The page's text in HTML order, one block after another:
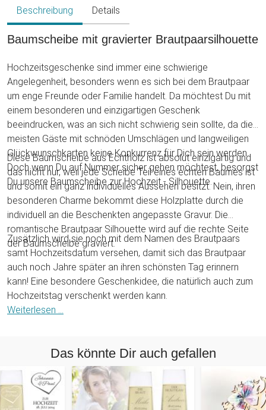
Beschreibung Details
Baumscheibe mit gravierter Brautpaarsilhouette
Hochzeitsgeschenke sind immer eine schwierige
Angelegenheit, besonders wenn es sich bei dem Brautpaar
um enge Freunde oder Familie handelt. Da möchtest Du mit
einem besonderen und einzigartigen Geschenk
beeindrucken, was an sich nicht schwierig sein sollte, da die
meisten Gäste mit schnöden Umschlägen und langweiligen
Glückwunschkarten keine Konkurrenz für Dich sein werden.
Doch wenn Du auf Nummer sicher gehen möchtest, besorgst
Du unsere Baumscheibe zur Hochzeit - Silhouette.
Diese Baumscheibe aus Echtholz ist absolut einzigartig und
das nicht nur, weil jede Scheibe Teil eines echten Baumes ist
und somit ein ganz individuelles Aussehen besitzt. Nein, ihren
besonderen Charme bekommt diese Holzplatte durch die
individuell an die Beschenkten angepasste Gravur. Die
romantische Brautpaar Silhouette wird auf die rechte Seite
der Baumscheibe graviert.
Zusätzlich wird sie noch mit dem Namen des Brautpaars
samt Hochzeitsdatum versehen, damit sich das Brautpaar
auch noch Jahre später an ihren schönsten Tag erinnern
kann! Eine besondere Geschenkidee, die natürlich auch zum
Hochzeitstag verschenkt werden kann.
Weiterlesen ...
Das könnte Dir auch gefallen